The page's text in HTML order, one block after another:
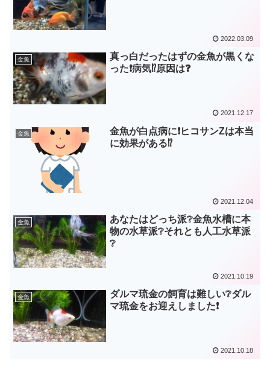
2022.03.09
金魚
真っ白だったはずの金魚が黒くな
った❗病気⁉️原因は❓
2021.12.17
金魚
金魚が白点病に❗ヒコサンZは本当
に効果がある⁉️
2021.12.04
金魚
あなたはどっち派❔金魚水槽に本
物の水草派❔それとも人工水草派
❔
2021.10.19
金魚
ダルマ琉金の飼育は難しい❔ダル
マ琉金をお迎えしました❗
2021.10.18